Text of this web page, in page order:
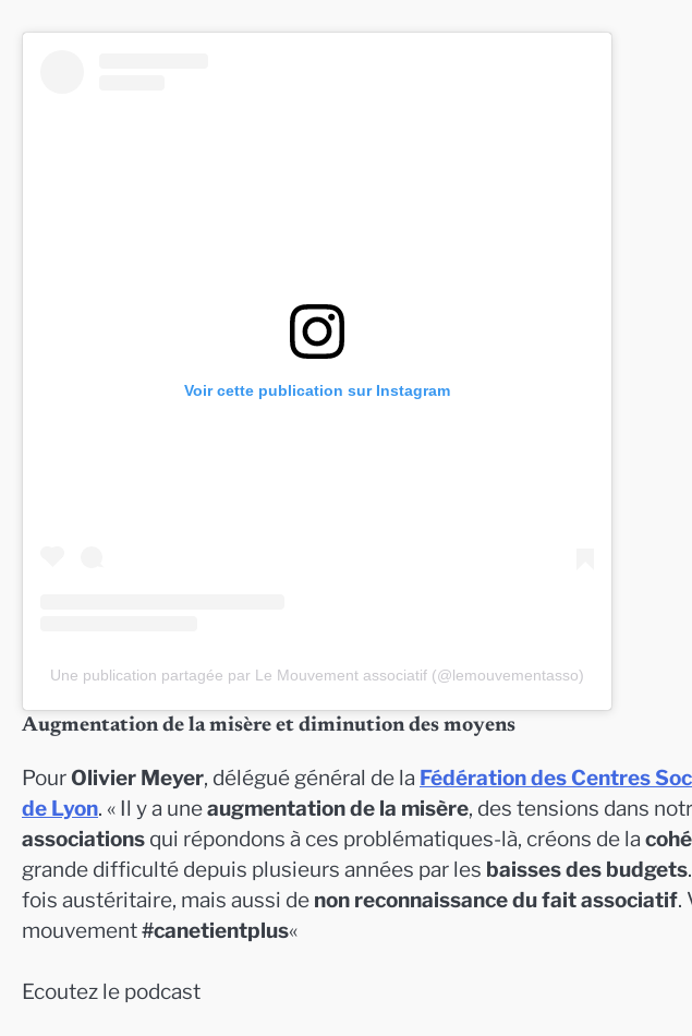
Voir cette publication sur Instagram
Une publication partagée par Le Mouvement associatif (@lemouvementasso)
Augmentation de la misère et diminution des moyens
Pour Olivier Meyer, délégué général de la Fédération des Centres
de Lyon. « Il y a uneaugmentation de la misère, des tensions dans
associations qui répondons à ces problématiques-là, créons de la
grande difficulté depuis plusieurs années par les baisses des budgets
fois austéritaire, mais aussi de non reconnaissance du fait associatif.
mouvement#canetientplus«
Ecoutez le podcast